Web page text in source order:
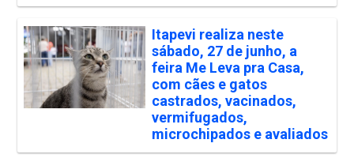
Itapevi realiza neste
sábado, 27 de junho, a
feira Me Leva pra Casa,
com cães e gatos
castrados, vacinados,
vermifugados,
microchipados e avaliados